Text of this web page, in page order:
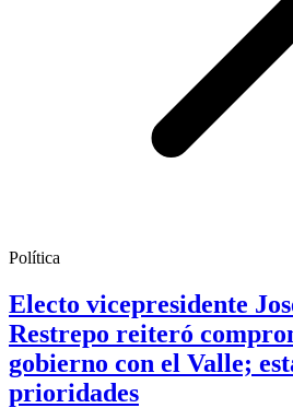
Política
Electo vicepresidente
Restrepo reiteró
gobierno con el Valle;
prioridades